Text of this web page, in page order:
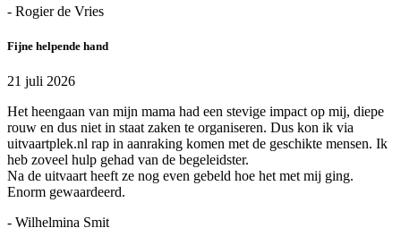
- Rogier de Vries
Fijne helpende hand
21 juli 2026
Het heengaan van mijn mama had een stevige impact op mij, diepe
rouw en dus niet in staat zaken te organiseren. Dus kon ik via
uitvaartplek.nl rap in aanraking komen met de geschikte mensen. Ik
heb zoveel hulp gehad van de begeleidster.
Na de uitvaart heeft ze nog even gebeld hoe het met mij ging.
Enorm gewaardeerd.
- Wilhelmina Smit